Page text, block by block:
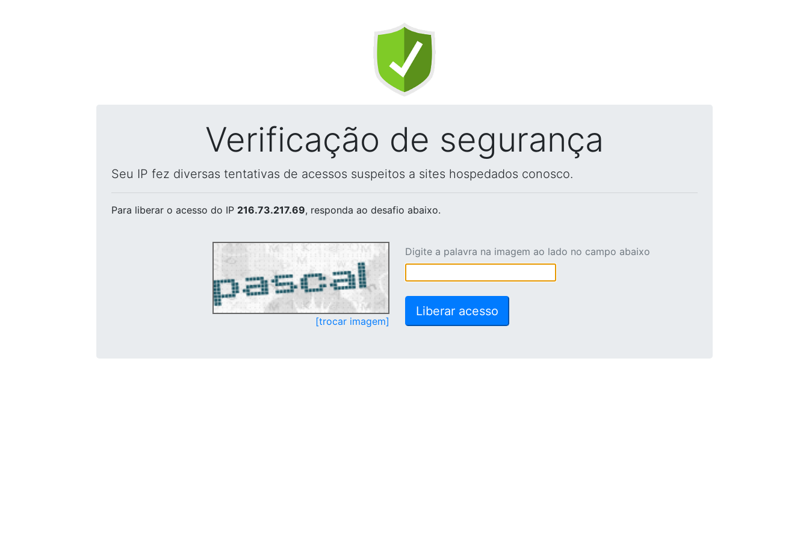
Verificação de segurança
Seu IP fez diversas tentativas de acessos suspeitos a sites hospedados conosco.
Para liberar o acesso do IP 216.73.217.69, responda ao desafio abaixo.
[trocar imagem]
Digite a palavra na imagem ao lado no campo abaixo